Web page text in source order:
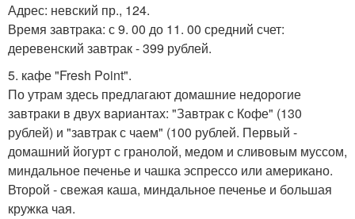
Адрес: невский пр., 124.
Время завтрака: с 9. 00 до 11. 00 средний счет:
деревенский завтрак - 399 рублей.
5. кафе "Fresh Point".
По утрам здесь предлагают домашние недорогие
завтраки в двух вариантах: "Завтрак с Кофе" (130
рублей) и "завтрак с чаем" (100 рублей. Первый -
домашний йогурт с гранолой, медом и сливовым муссом,
миндальное печенье и чашка эспрессо или американо.
Второй - свежая каша, миндальное печенье и большая
кружка чая.